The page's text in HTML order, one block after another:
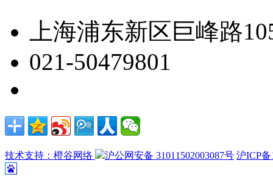
上海浦东新区巨峰路
021-50479801
技术支持：橙谷网络 沪公网安备 31011502003087号 沪ICP备